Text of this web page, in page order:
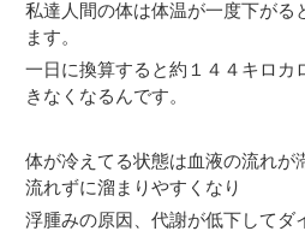
私達人間の体は体温が一度下がる
ます。
一日に換算すると約１４４キロカ
きなくなるんです。
体が冷えてる状態は血液の流れが
流れずに溜まりやすくなり
浮腫みの原因、代謝が低下してダ